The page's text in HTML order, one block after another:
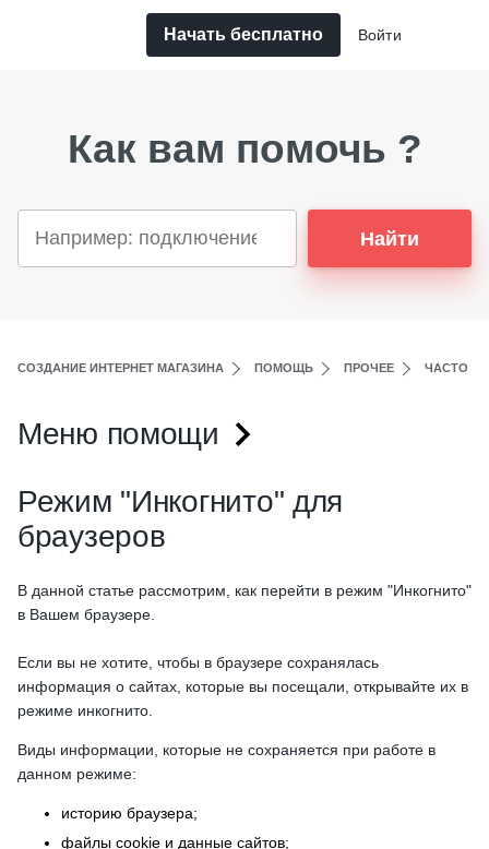
Начать бесплатно Войти
Как вам помочь ?
Найти
СОЗДАНИЕ ИНТЕРНЕТ МАГАЗИНА ПОМОЩЬ ПРОЧЕЕ ЧАСТО
Меню помощи
Режим "Инкогнито" для
браузеров
В данной статье рассмотрим, как перейти в режим "Инкогнито"
в Вашем браузере.
Если вы не хотите, чтобы в браузере сохранялась
информация о сайтах, которые вы посещали, открывайте их в
режиме инкогнито.
Виды информации, которые не сохраняется при работе в
данном режиме:
историю браузера;
файлы cookie и данные сайтов;